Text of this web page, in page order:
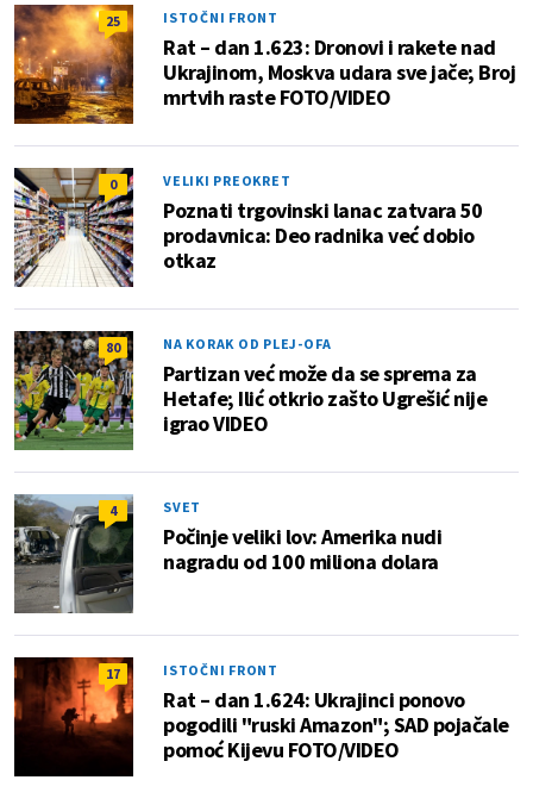
25 ISTOČNI FRONT
Rat – dan 1.623: Dronovi i rakete nad
Ukrajinom, Moskva udara sve jače; Broj
mrtvih raste FOTO/VIDEO
0 VELIKI PREOKRET
Poznati trgovinski lanac zatvara 50
prodavnica: Deo radnika već dobio
otkaz
80 NA KORAK OD PLEJ-OFA
Partizan već može da se sprema za
Hetafe; Ilić otkrio zašto Ugrešić nije
igrao VIDEO
4 SVET
Počinje veliki lov: Amerika nudi
nagradu od 100 miliona dolara
17 ISTOČNI FRONT
Rat – dan 1.624: Ukrajinci ponovo
pogodili "ruski Amazon"; SAD pojačale
pomoć Kijevu FOTO/VIDEO